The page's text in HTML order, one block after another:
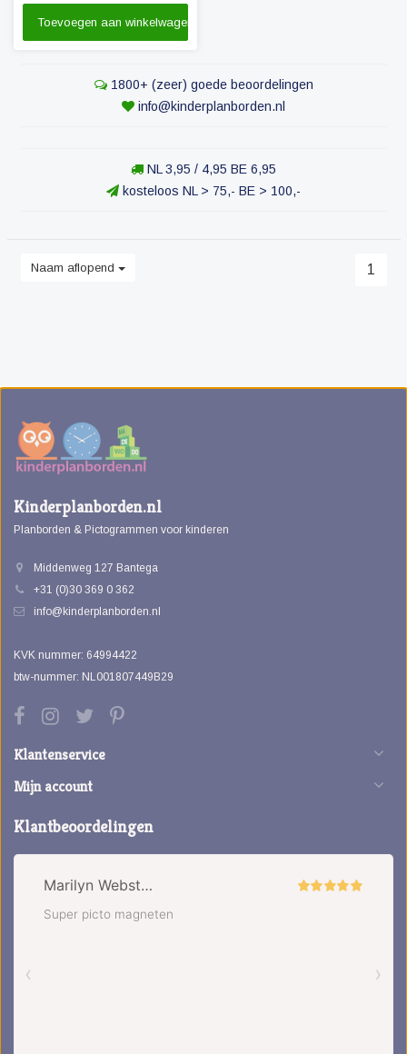
Toevoegen aan winkelwagen
1800+ (zeer) goede beoordelingen
info@kinderplanborden.nl
NL 3,95 / 4,95 BE 6,95
kosteloos NL > 75,- BE > 100,-
Naam aflopend 1
Kinderplanborden.nl
Planborden & Pictogrammen voor kinderen
Middenweg 127 Bantega
+31 (0)30 369 0 362
info@kinderplanborden.nl
KVK nummer: 64994422
btw-nummer: NL001807449B29
Klantenservice
Mijn account
Klantbeoordelingen